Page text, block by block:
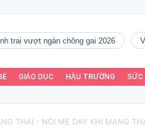
Anh trai vượt ngàn chông gai 2026
GIÁO DỤC HẬU TRƯỜNG SỨC
THAI - NOI ME DAY KHI MANG